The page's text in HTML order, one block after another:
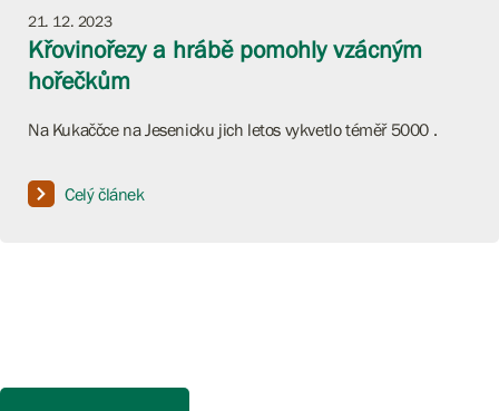
21. 12. 2023
Křovinořezy a hrábě pomohly vzácným
hořečkům
Na Kukaččce na Jesenicku jich letos vykvetlo téměř 5000 .
Celý článek